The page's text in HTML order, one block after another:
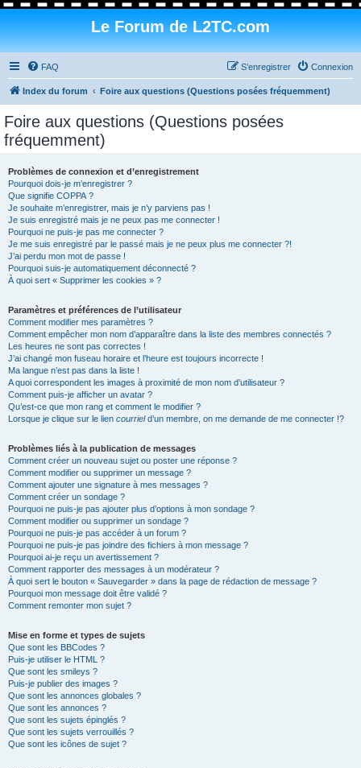
Le Forum de L2TC.com
FAQ Connexion
S’enregistrer
Index du forum Foire aux questions (Questions posées fréquemment)
Foire aux questions (Questions posées
fréquemment)
Problèmes de connexion et d’enregistrement
Pourquoi dois-je m’enregistrer ?
Que signifie COPPA ?
Je souhaite m’enregistrer, mais je n’y parviens pas !
Je suis enregistré mais je ne peux pas me connecter !
Pourquoi ne puis-je pas me connecter ?
Je me suis enregistré par le passé mais je ne peux plus me connecter ?!
J’ai perdu mon mot de passe !
Pourquoi suis-je automatiquement déconnecté ?
À quoi sert « Supprimer les cookies » ?
Paramètres et préférences de l’utilisateur
Comment modifier mes paramètres ?
Comment empêcher mon nom d’apparaître dans la liste des membres connectés ?
Les heures ne sont pas correctes !
J’ai changé mon fuseau horaire et l’heure est toujours incorrecte !
Ma langue n’est pas dans la liste !
A quoi correspondent les images à proximité de mon nom d’utilisateur ?
Comment puis-je afficher un avatar ?
Qu’est-ce que mon rang et comment le modifier ?
Lorsque je clique sur le lien courrield’un membre, on me demande de me connecter !?
Problèmes liés à la publication de messages
Comment créer un nouveau sujet ou poster une réponse ?
Comment modifier ou supprimer un message ?
Comment ajouter une signature à mes messages ?
Comment créer un sondage ?
Pourquoi ne puis-je pas ajouter plus d’options à mon sondage ?
Comment modifier ou supprimer un sondage ?
Pourquoi ne puis-je pas accéder à un forum ?
Pourquoi ne puis-je pas joindre des fichiers à mon message ?
Pourquoi ai-je reçu un avertissement ?
Comment rapporter des messages à un modérateur ?
À quoi sert le bouton « Sauvegarder » dans la page de rédaction de message ?
Pourquoi mon message doit être validé ?
Comment remonter mon sujet ?
Mise en forme et types de sujets
Que sont les BBCodes ?
Puis-je utiliser le HTML ?
Que sont les smileys ?
Puis-je publier des images ?
Que sont les annonces globales ?
Que sont les annonces ?
Que sont les sujets épinglés ?
Que sont les sujets verrouillés ?
Que sont les icônes de sujet ?